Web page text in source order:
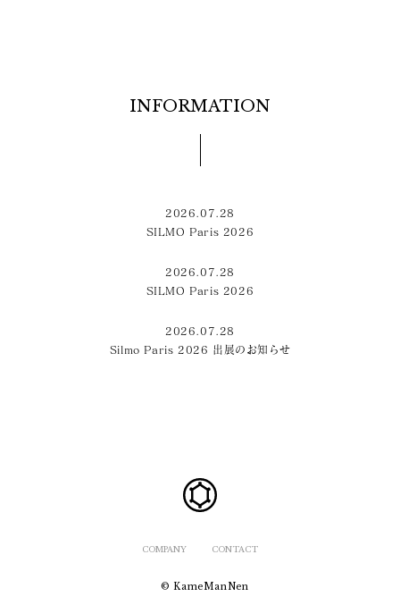
INFORMATION
2026.07.28
SILMO Paris 2026
2026.07.28
SILMO Paris 2026
2026.07.28
Silmo Paris 2026 出展のお知らせ
COMPANY CONTACT
© KameManNen